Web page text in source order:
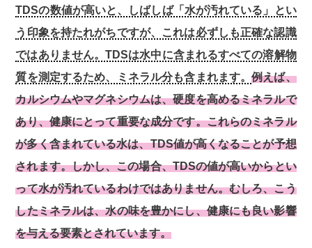
TDSの数値が高いと、しばしば「水が汚れている」とい
う印象を持たれがちですが、これは必ずしも正確な認識
ではありません。TDSは水中に含まれるすべての溶解物
質を測定するため、ミネラル分も含まれます。例えば、
カルシウムやマグネシウムは、硬度を高めるミネラルで
あり、健康にとって重要な成分です。これらのミネラル
が多く含まれている水は、TDS値が高くなることが予想
されます。しかし、この場合、TDSの値が高いからとい
って水が汚れているわけではありません。むしろ、こう
したミネラルは、水の味を豊かにし、健康にも良い影響
を与える要素とされています。